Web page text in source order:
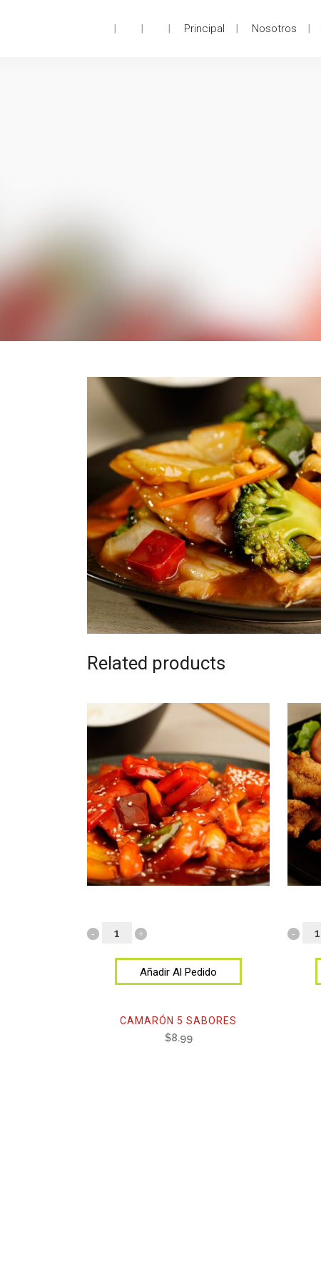
Principal Nosotros
Related products
Añadir Al Pedido
CAMARÓN 5 SABORES
$8.99